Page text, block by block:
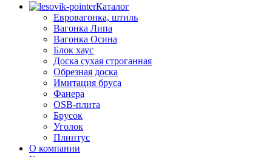
Каталог
Евровагонка, штиль
Вагонка Липа
Вагонка Осина
Блок хаус
Доска сухая строганная
Обрезная доска
Имитация бруса
Фанера
OSB-плита
Брусок
Уголок
Плинтус
О компании